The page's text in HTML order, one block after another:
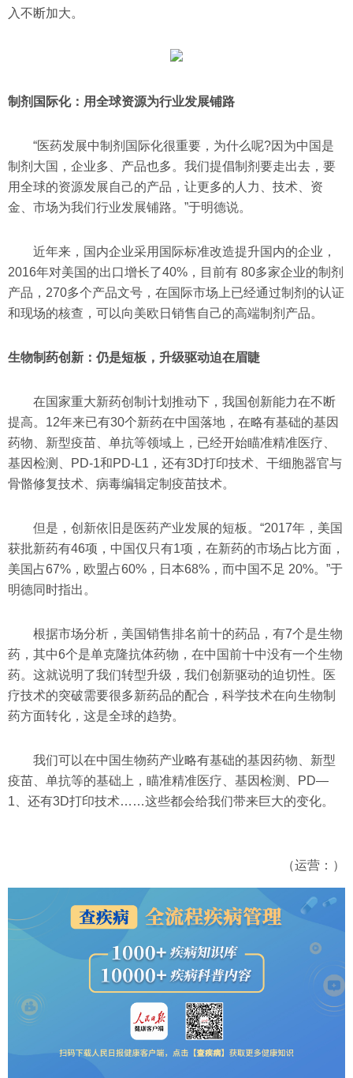
入不断加大。
制剂国际化：用全球资源为行业发展铺路
“医药发展中制剂国际化很重要，为什么呢?因为中国是
制剂大国，企业多、产品也多。我们提倡制剂要走出去，要
用全球的资源发展自己的产品，让更多的人力、技术、资
金、市场为我们行业发展铺路。”于明德说。
近年来，国内企业采用国际标准改造提升国内的企业，
2016年对美国的出口增长了40%，目前有 80多家企业的制剂
产品，270多个产品文号，在国际市场上已经通过制剂的认证
和现场的核查，可以向美欧日销售自己的高端制剂产品。
生物制药创新：仍是短板，升级驱动迫在眉睫
在国家重大新药创制计划推动下，我国创新能力在不断
提高。12年来已有30个新药在中国落地，在略有基础的基因
药物、新型疫苗、单抗等领域上，已经开始瞄准精准医疗、
基因检测、PD-1和PD-L1，还有3D打印技术、干细胞器官与
骨骼修复技术、病毒编辑定制疫苗技术。
但是，创新依旧是医药产业发展的短板。“2017年，美国
获批新药有46项，中国仅只有1项，在新药的市场占比方面，
美国占67%，欧盟占60%，日本68%，而中国不足 20%。”于
明德同时指出。
根据市场分析，美国销售排名前十的药品，有7个是生物
药，其中6个是单克隆抗体药物，在中国前十中没有一个生物
药。这就说明了我们转型升级，我们创新驱动的迫切性。医
疗技术的突破需要很多新药品的配合，科学技术在向生物制
药方面转化，这是全球的趋势。
我们可以在中国生物药产业略有基础的基因药物、新型
疫苗、单抗等的基础上，瞄准精准医疗、基因检测、PD—
1、还有3D打印技术……这些都会给我们带来巨大的变化。
（运营：）